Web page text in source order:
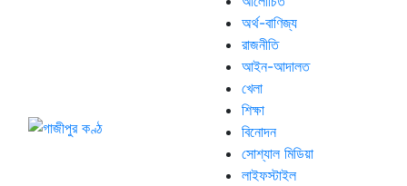
অর্থ-বাণিজ্য
রাজনীতি
আইন-আদালত
খেলা
শিক্ষা
বিনোদন
সোশ্যাল মিডিয়া
লাইফস্টাইল